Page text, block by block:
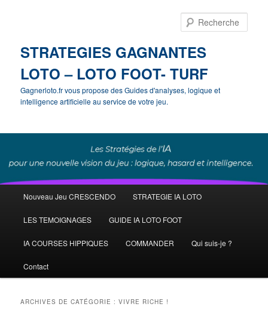
STRATEGIES GAGNANTES
LOTO – LOTO FOOT- TURF
Gagnerloto.fr vous propose des Guides d'analyses, logique et
intelligence artificielle au service de votre jeu.
principal
Aller
au
contenu
Aller
au
contenu
Nouveau Jeu CRESCENDO STRATEGIE IA LOTO
LES TEMOIGNAGES GUIDE IA LOTO FOOT
IA COURSES HIPPIQUES COMMANDER Qui suis-je ?
Contact
ARCHIVES DE CATÉGORIE :VIVRE RICHE !